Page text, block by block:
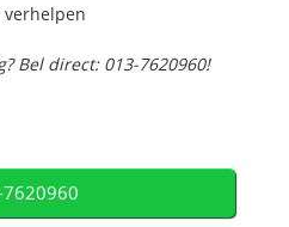
Bel direct: 013-7620960!